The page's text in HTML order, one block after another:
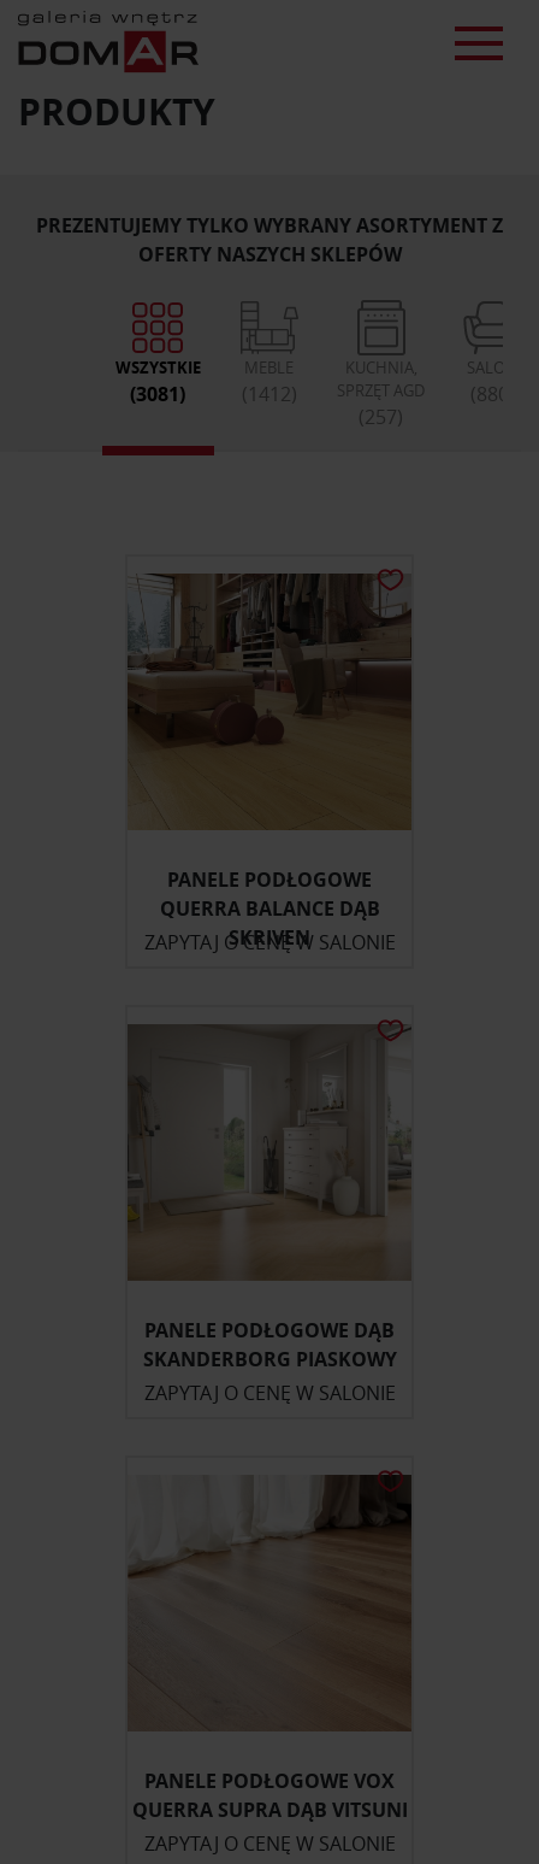
PRODUKTY
PREZENTUJEMY TYLKO WYBRANY ASORTYMENT Z
OFERTY NASZYCH SKLEPÓW
WSZYSTKIE
(3081)
MEBLE
(1412)
KUCHNIA,
SPRZĘT AGD
(257)
SALON
(880)
PANELE PODŁOGOWE
QUERRA BALANCE DĄB
SKRIVEN
ZAPYTAJ O CENĘ W SALONIE
PANELE PODŁOGOWE DĄB
SKANDERBORG PIASKOWY
ZAPYTAJ O CENĘ W SALONIE
PANELE PODŁOGOWE VOX
QUERRA SUPRA DĄB VITSUNI
ZAPYTAJ O CENĘ W SALONIE